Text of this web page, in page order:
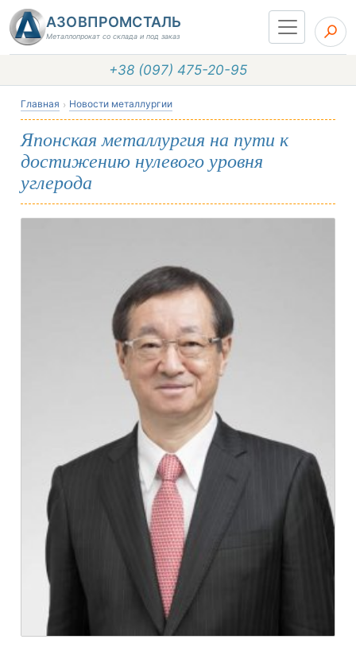
АЗОВПРОМСТАЛЬ
Металлопрокат со склада и под заказ
+38 (097) 475-20-95
Главная Новости металлургии
Японская металлургия на пути к
достижению нулевого уровня
углерода